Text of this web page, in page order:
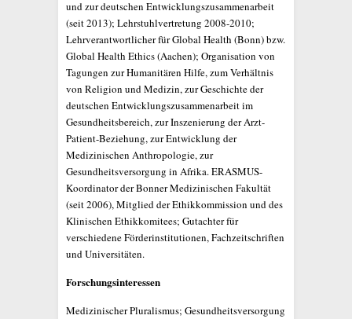
und zur deutschen Entwicklungszusammenarbeit
(seit 2013); Lehrstuhlvertretung 2008-2010;
Lehrverantwortlicher für Global Health (Bonn) bzw.
Global Health Ethics (Aachen); Organisation von
Tagungen zur Humanitären Hilfe, zum Verhältnis
von Religion und Medizin, zur Geschichte der
deutschen Entwicklungszusammenarbeit im
Gesundheitsbereich, zur Inszenierung der Arzt-
Patient-Beziehung, zur Entwicklung der
Medizinischen Anthropologie, zur
Gesundheitsversorgung in Afrika. ERASMUS-
Koordinator der Bonner Medizinischen Fakultät
(seit 2006), Mitglied der Ethikkommission und des
Klinischen Ethikkomitees; Gutachter für
verschiedene Förderinstitutionen, Fachzeitschriften
und Universitäten.
Forschungsinteressen
Medizinischer Pluralismus; Gesundheitsversorgung